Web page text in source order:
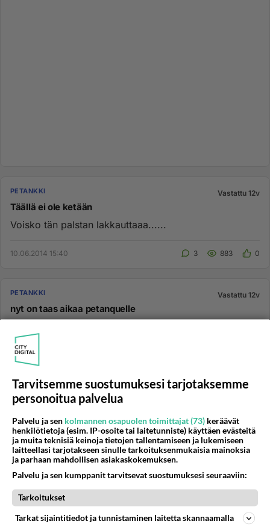
PETANKKI Vastattu 12v
Täällä ei ole ketään
Voisko tän palstan lakkauttaaa......
10.06.2014 15:40 3 883 0
PETANKKI Vastattu 12v
nyt on taas aikaa petanquelle
Petankki ja
. Miten petankkia pelatessa pääsee oikein kunnon
hikeen ....
Tarvitsemme suostumuksesi tarjotaksemme
personoitua palvelua
Palvelu ja sen kolmannen osapuolen toimittajat (73) keräävät
henkilötietoja (esim. IP-osoite tai laitetunniste) käyttäen evästeitä
ja muita teknisiä keinoja tietojen tallentamiseen ja lukemiseen
laitteellasi tarjotakseen sinulle tarkoituksenmukaisia mainoksia
ja parhaan mahdollisen asiakaskokemuksen.
Palvelu ja sen kumppanit tarvitsevat suostumuksesi seuraaviin:
Tarkoitukset
Tarkat sijaintitiedot ja tunnistaminen laitetta skannaamalla